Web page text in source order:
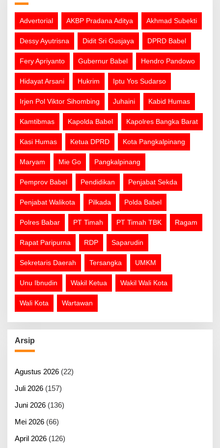
Advertorial AKBP Pradana Aditya Akhmad Subekti
Dessy Ayutrisna Didit Sri Gusjaya DPRD Babel
Fery Apriyanto Gubernur Babel Hendro Pandowo
Hidayat Arsani Hukrim Iptu Yos Sudarso
Irjen Pol Viktor Sihombing Juhaini Kabid Humas
Kamtibmas Kapolda Babel Kapolres Bangka Barat
Kasi Humas Ketua DPRD Kota Pangkalpinang
Maryam Mie Go Pangkalpinang
Pemprov Babel Pendidikan Penjabat Sekda
Penjabat Walikota Pilkada Polda Babel
Polres Babar PT Timah PT Timah TBK Ragam
Rapat Paripurna RDP Saparudin
Sekretaris Daerah Tersangka UMKM
Unu Ibnudin Wakil Ketua Wakil Wali Kota
Wali Kota Wartawan
Arsip
Agustus 2026 (22)
Juli 2026 (157)
Juni 2026 (136)
Mei 2026 (66)
April 2026 (126)